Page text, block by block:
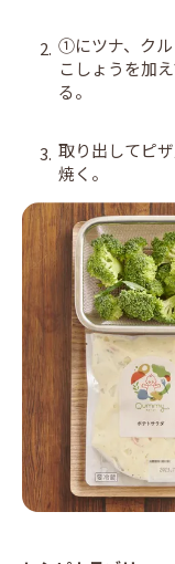
2. ①にツナ、クル
こしょうを加
る。
3. 取り出してピ
焼く。